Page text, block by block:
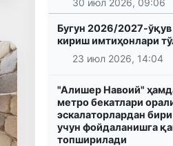
30 июл 2026, 09:06
Бугун 2026/2027-ўқув
кириш имтиҳонлари
23 июл 2026, 14:04
"Алишер Навоий"
метро бекатлари
эскалаторлардан
учун фойдаланишга
топширилади